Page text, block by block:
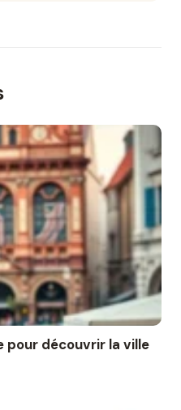
pour découvrir la ville